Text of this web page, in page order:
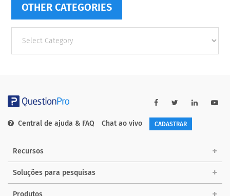
OTHER CATEGORIES
categories
Central de ajuda & FAQ Chat ao vivo CADASTRAR
Recursos
Soluções para pesquisas
Produtos